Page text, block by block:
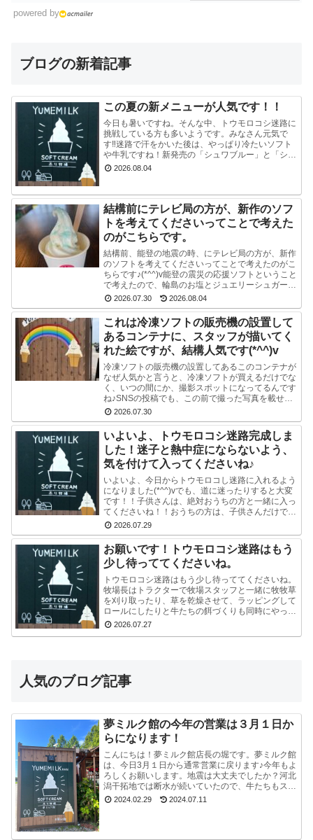
powered by
ブログの新着記事
この夏の新メニューが人気です！！
今日も暑いですね。そんな中、トウモロコシ迷路に
挑戦している方も多いようです。みなさん元気で
す‼迷路で汗をかいた後は、やっぱり冷たいソフト
や牛乳ですね！新発売の「シュワブルー」と「シュ
ワグリーン」が只今人気ですぐに売り切れてしまい
2026.08.04
結構前にテレビ局の方が、新作のソフ
トを考えてくださいってことで考えた
のがこちらです。
結構前、能登の地震の時、にテレビ局の方が、新作
のソフトを考えてくださいってことで考えたのがこ
ちらです♪(*^^)v能登の震災の応援ソフトということ
で考えたので、輪島のお塩とジュエリーシュガーを
使い、海をイメージした水色のスマイルソフトを作
2026.07.30 2026.08.04
これは冷凍ソフトの販売機の設置して
あるコンテナに、スタッフが描いてく
れた絵ですが、結構人気です(*^^)v
冷凍ソフトの販売機の設置してあるこのコンテナが
なぜ人気かと言うと、冷凍ソフトが買えるだけでな
く、いつの間にか、撮影スポットになってるんです
ね♪SNSの投稿でも、この前で撮った写真を載せて
る方多数です(^-^) かわいい写真が撮れますよ♪冷
2026.07.30
いよいよ、トウモロコシ迷路完成しま
した！迷子と熱中症にならないよう、
気を付けて入ってくださいね♪
いよいよ、今日からトウモロコし迷路に入れるよう
になりました(*^^)vでも、道に迷ったりすると大変
です！！子供さんは、絶対おうちの方と一緒に入っ
てくださいね！！おうちの方は、子供さんだけで迷
路にはいかせないでくださいね！！よろしくおねが
2026.07.29
お願いです！トウモロコシ迷路はもう
少し待っててくださいね。
トウモロコシ迷路はもう少し待っててくださいね。
牧場長はトラクターで牧場スタッフと一緒に牧牧草
を刈り取ったり、草を乾燥させて、ラッピングして
ロールにしたりと牛たちの餌づくりも同時にやって
いるので、看板を立て切れていないんです。今はま
2026.07.27
人気のブログ記事
夢ミルク館の今年の営業は３月１日か
らになります！
こんにちは！夢ミルク館店長の堀です。夢ミルク館
は、今日3月１日から通常営業に戻ります♪今年もよ
ろしくお願いします。地震は大丈夫でしたか？河北
潟干拓地では断水が続いていたので、牛たちもスタ
ッフも大変でした。能登半島地震で河北潟干拓地も
2024.02.29 2024.07.11